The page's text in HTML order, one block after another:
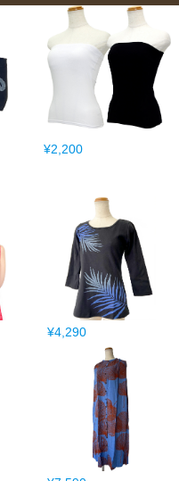
¥2,200
¥4,290